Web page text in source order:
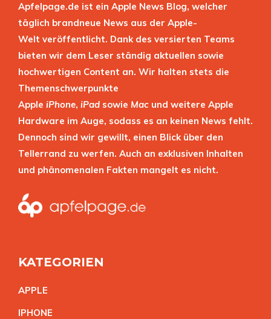
Apfelpage.de ist ein Apple News Blog, welcher
täglich brandneue News aus der Apple-
Welt veröffentlicht. Dank des versierten Teams
bieten wir dem Leser ständig aktuellen sowie
hochwertigen Content an. Wir halten stets die
Themenschwerpunkte
Apple iPhone, iPad sowie Mac und weitere Apple
Hardware im Auge, sodass es an keinen News fehlt.
Dennoch sind wir gewillt, einen Blick über den
Tellerrand zu werfen. Auch an exklusiven Inhalten
und phänomenalen Fakten mangelt es nicht.
KATEGORIEN
APPLE
IPHONE